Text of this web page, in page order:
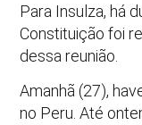
Para Insulza, há
Constituição foi
dessa reunião.
Amanhã (27),
no Peru. Até